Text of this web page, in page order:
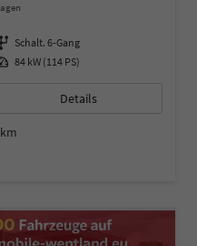
Getriebe Schalt. 6-Gang
Leistung 84 kW (114 PS)
Details